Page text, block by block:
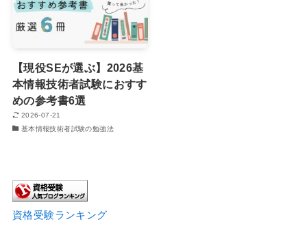
【現役SEが選ぶ】2026基
本情報技術者試験におすす
めの参考書6選
2026-07-21
基本情報技術者試験の勉強法
資格受験ランキング